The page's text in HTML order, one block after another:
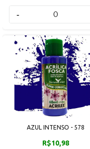
-
AZUL INTENSO - 578
R$10,98